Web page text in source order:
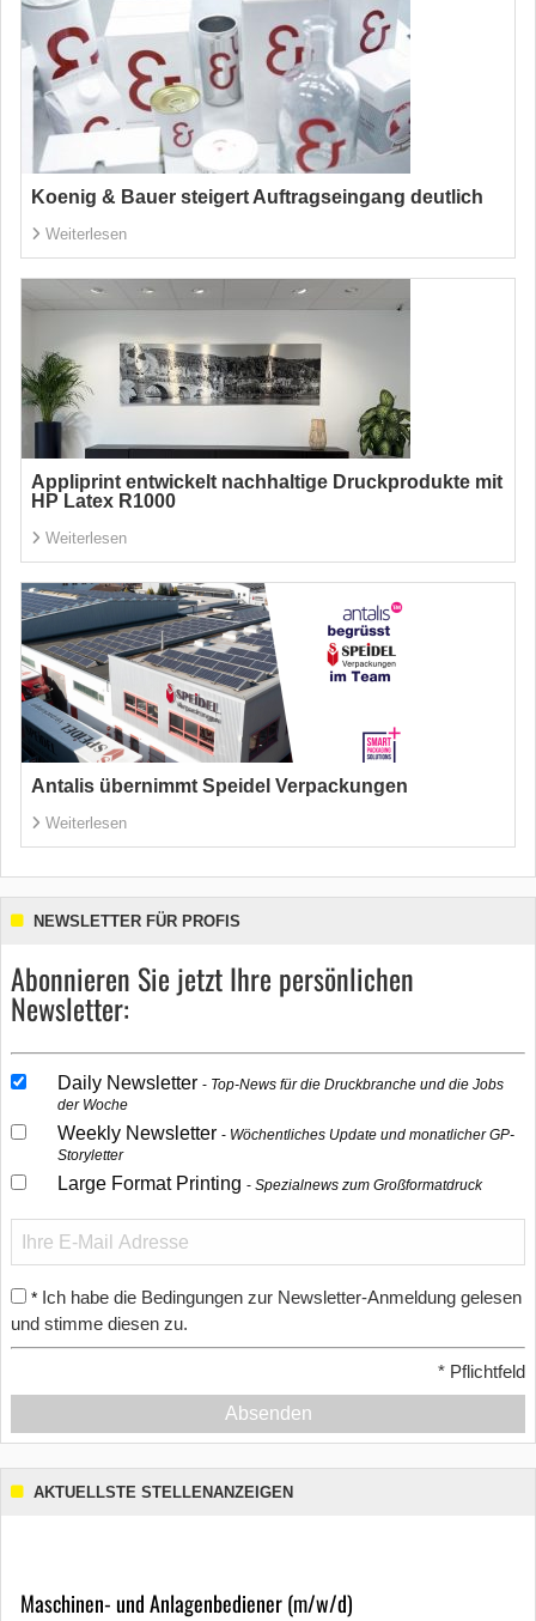
Koenig & Bauer steigert Auftragseingang deutlich
Weiterlesen
Appliprint entwickelt nachhaltige Druckprodukte mit
HP Latex R1000
Weiterlesen
Antalis übernimmt Speidel Verpackungen
Weiterlesen
NEWSLETTER FÜR PROFIS
Abonnieren Sie jetzt Ihre persönlichen
Newsletter:
Daily Newsletter
Top-News für die Druckbranche und die Jobs
der Woche
Weekly Newsletter
Wöchentliches Update und monatlicher GP-
Storyletter
Large Format Printing Spezialnews zum Großformatdruck
* Ich habe die Bedingungen zur Newsletter-Anmeldung gelesen
und stimme diesen zu.
* Pflichtfeld
Absenden
AKTUELLSTE STELLENANZEIGEN
Maschinen- und Anlagenbediener (m/w/d)